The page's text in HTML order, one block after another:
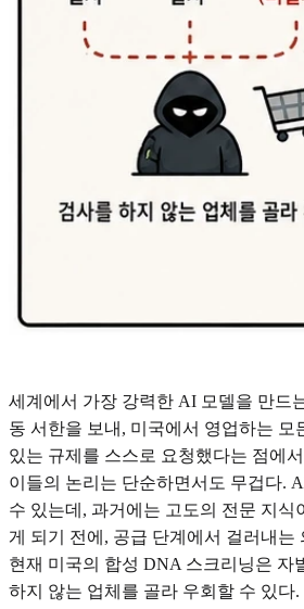
세계에서 가장 강력한 AI 모델을 만드
동 서한을 보내, 미국에서 영업하는
있는 규제를 스스로 요청했다는 점에
이들의 논리는 단순하면서도 무겁다.
수 있는데, 과거에는 고도의 전문 지
게 되기 전에, 공급 단계에서 걸러내
현재 미국의 합성 DNA 스크리닝은 자
하지 않는 업체를 골라 우회할 수 있